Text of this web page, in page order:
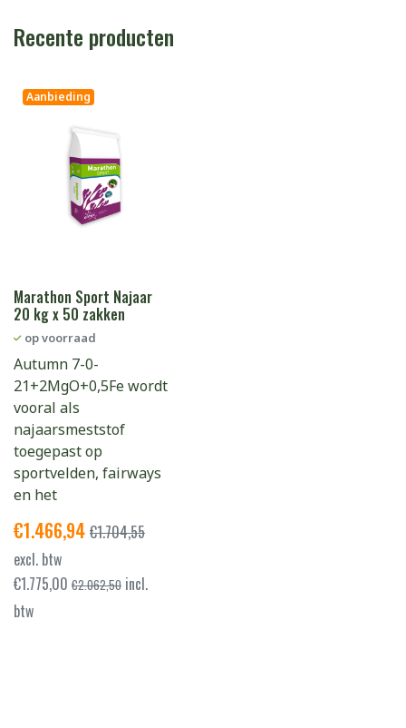
Recente producten
Aanbieding
Marathon Sport Najaar
20 kg x 50 zakken
op voorraad
Autumn 7-0-
21+2MgO+0,5Fe wordt
vooral als
najaarsmeststof
toegepast op
sportvelden, fairways
en het
€1.466,94 €1.704,55
excl. btw
€1.775,00 €2.062,50 incl.
btw